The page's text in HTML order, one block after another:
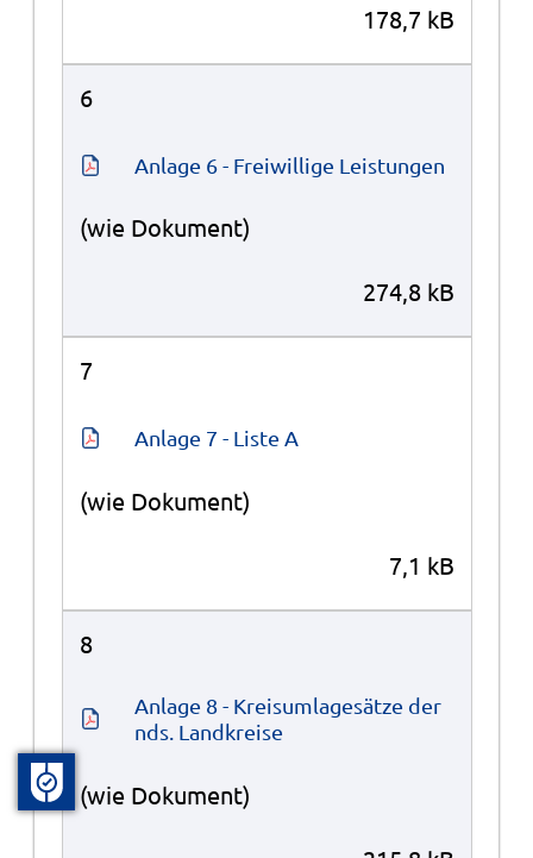
178,7 kB
6
Anlage 6 - Freiwillige Leistungen
(wie Dokument)
274,8 kB
7
Anlage 7 - Liste A
(wie Dokument)
7,1 kB
8
Anlage 8 - Kreisumlagesätze der
nds. Landkreise
(wie Dokument)